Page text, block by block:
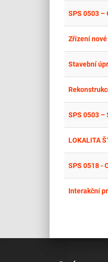
SPS 0503 –
Zřízení
Stavební
SPS 0503 –
LOKALITA
SPS 0518 -
Interakční